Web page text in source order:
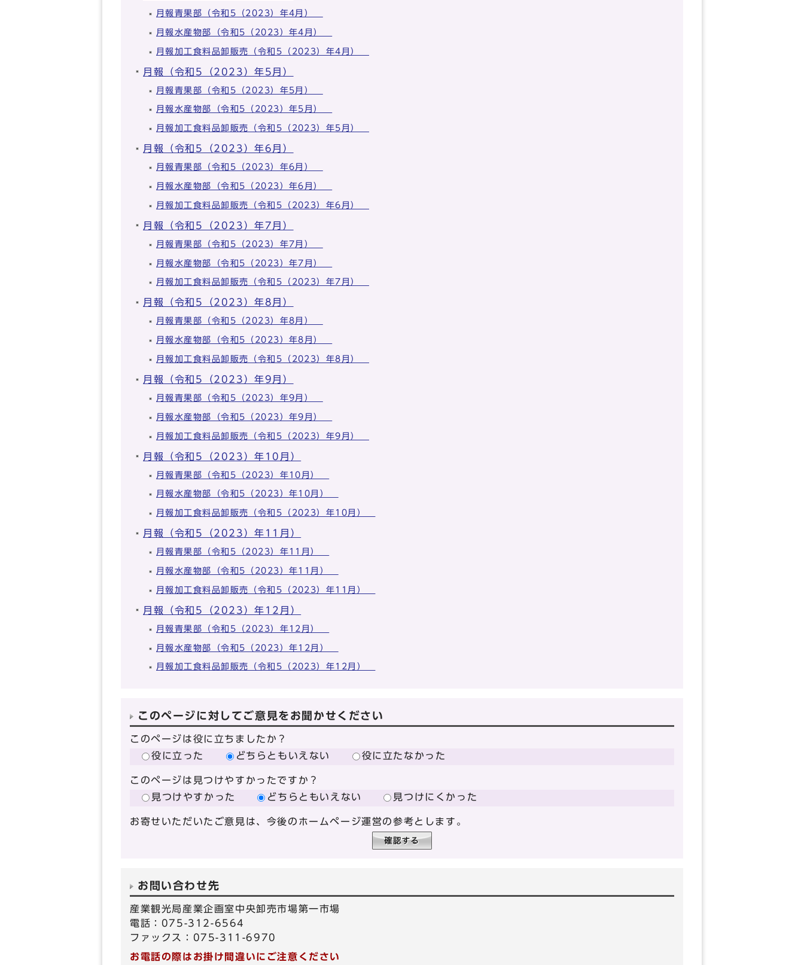
月報青果部（令和5（2023）年4月）
月報水産物部（令和5（2023）年4月）
月報加工食料品卸販売（令和5（2023）年4月）
月報（令和5（2023）年5月）
月報青果部（令和5（2023）年5月）
月報水産物部（令和5（2023）年5月）
月報加工食料品卸販売（令和5（2023）年5月）
月報（令和5（2023）年6月）
月報青果部（令和5（2023）年6月）
月報水産物部（令和5（2023）年6月）
月報加工食料品卸販売（令和5（2023）年6月）
月報（令和5（2023）年7月）
月報青果部（令和5（2023）年7月）
月報水産物部（令和5（2023）年7月）
月報加工食料品卸販売（令和5（2023）年7月）
月報（令和5（2023）年8月）
月報青果部（令和5（2023）年8月）
月報水産物部（令和5（2023）年8月）
月報加工食料品卸販売（令和5（2023）年8月）
月報（令和5（2023）年9月）
月報青果部（令和5（2023）年9月）
月報水産物部（令和5（2023）年9月）
月報加工食料品卸販売（令和5（2023）年9月）
月報（令和5（2023）年10月）
月報青果部（令和5（2023）年10月）
月報水産物部（令和5（2023）年10月）
月報加工食料品卸販売（令和5（2023）年10月）
月報（令和5（2023）年11月）
月報青果部（令和5（2023）年11月）
月報水産物部（令和5（2023）年11月）
月報加工食料品卸販売（令和5（2023）年11月）
月報（令和5（2023）年12月）
月報青果部（令和5（2023）年12月）
月報水産物部（令和5（2023）年12月）
月報加工食料品卸販売（令和5（2023）年12月）
このページに対してご意見をお聞かせください
このページは役に立ちましたか？
役に立った
どちらともいえない 役に立たなかった
このページは見つけやすかったですか？
見つけやすかった
どちらともいえない 見つけにくかった
お寄せいただいたご意見は、今後のホームページ運営の参考とします。
お問い合わせ先
産業観光局産業企画室中央卸売市場第一市場
電話：075-312-6564
ファックス：075-311-6970
お電話の際はお掛け間違いにご注意ください